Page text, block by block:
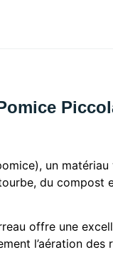
un
du compost
offre une
l’aération